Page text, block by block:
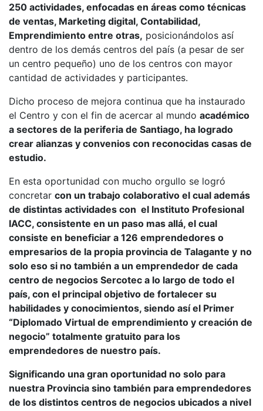
250 actividades, enfocadas en áreas como técnicas
de ventas, Marketing digital, Contabilidad,
Emprendimiento entre otras, posicionándolos así
dentro de los demás centros del país (a pesar de ser
un centro pequeño) uno de los centros con mayor
cantidad de actividades y participantes.
Dicho proceso de mejora continua que ha instaurado
el Centro y con el fin de acercar al mundo académico
a sectores de la periferia de Santiago, ha logrado
crear alianzas y convenios con reconocidas casas de
estudio.
En esta oportunidad con mucho orgullo se logró
concretar con un trabajo colaborativo el cual además
de distintas actividades con el Instituto Profesional
IACC, consistente en un paso mas allá, el cual
consiste en beneficiar a 126 emprendedores o
empresarios de la propia provincia de Talagante y no
solo eso si no también a un emprendedor de cada
centro de negocios Sercotec a lo largo de todo el
país, con el principal objetivo de fortalecer su
habilidades y conocimientos, siendo así el Primer
“Diplomado Virtual de emprendimiento y creación de
negocio” totalmente gratuito para los
emprendedores de nuestro país.
Significando una gran oportunidad no solo para
nuestra Provincia sino también para emprendedores
de los distintos centros de negocios ubicados a nivel